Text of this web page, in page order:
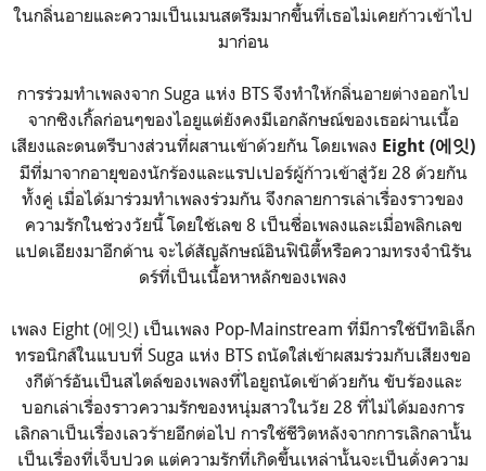
ในกลิ่นอายและความเป็นเมนสตรีมมากขึ้นที่เธอไม่เคยก้าวเข้าไป
มาก่อน
การร่วมทำเพลงจาก Suga แห่ง BTS จึงทำให้กลิ่นอายต่างออกไป
จากซิงเกิ้ลก่อนๆของไอยูแต่ยังคงมีเอกลักษณ์ของเธอผ่านเนื้อ
เสียงและดนตรีบางส่วนที่ผสานเข้าด้วยกัน โดยเพลง Eight (에잇)
มีที่มาจากอายุของนักร้องและแรปเปอร์ผู้ก้าวเข้าสู่วัย 28 ด้วยกัน
ทั้งคู่ เมื่อได้มาร่วมทำเพลงร่วมกัน จึงกลายการเล่าเรื่องราวของ
ความรักในช่วงวัยนี้ โดยใช้เลข 8 เป็นชื่อเพลงและเมื่อพลิกเลข
แปดเอียงมาอีกด้าน จะได้สัญลักษณ์อินฟินิตี้หรือความทรงจำนิรัน
ดร์ที่เป็นเนื้อหาหลักของเพลง
เพลง Eight (에잇) เป็นเพลง Pop-Mainstream ที่มีการใช้บีทอิเล็ก
ทรอนิกส์ในแบบที่ Suga แห่ง BTS ถนัดใส่เข้าผสมร่วมกับเสียงขอ
งกีต้าร์อันเป็นสไตล์ของเพลงที่ไอยูถนัดเข้าด้วยกัน ขับร้องและ
บอกเล่าเรื่องราวความรักของหนุ่มสาวในวัย 28 ที่ไม่ได้มองการ
เลิกลาเป็นเรื่องเลวร้ายอีกต่อไป การใช้ชีวิตหลังจากการเลิกลานั้น
เป็นเรื่องที่เจ็บปวด แต่ความรักที่เกิดขึ้นเหล่านั้นจะเป็นดั่งความ